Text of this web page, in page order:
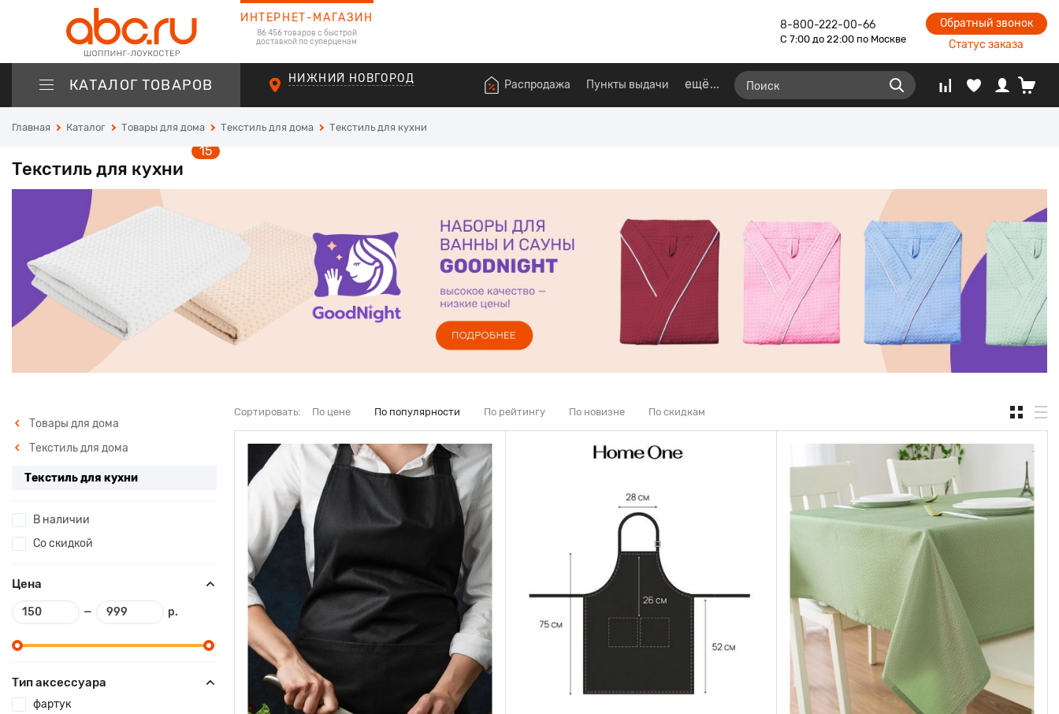
ИНТЕРНЕТ-МАГАЗИН
86 456 товаров с быстрой
доставкой по суперценам
8-800-222-00-66
С 7:00 до 22:00 по Москве
Обратный звонок
Статус заказа
КАТАЛОГ ТОВАРОВ НИЖНИЙ НОВГОРОД Распродажа Пункты выдачи ещё
Главная Каталог Товары для дома Текстиль для дома Текстиль для кухни
Текстиль для кухни
15
Товары для дома
Текстиль для дома
Текстиль для кухни
В наличии
Со скидкой
Цена
— р.
Тип аксессуара
фартук
Сортировать: По цене По популярности По рейтингу По новизне По скидкам